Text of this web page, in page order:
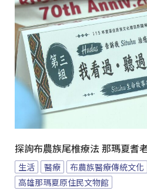
探詢布農族尾椎療法 那瑪夏耆
生活 醫療
布農族醫療傳統文化
高雄那瑪夏原住民文物館